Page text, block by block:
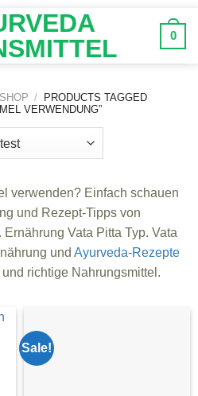
0
/
PRODUCTS TAGGED
VERWENDUNG”
verwenden? Einfach schauen
und Rezept-Tipps von
Vata Pitta Typ. Vata
und Ayurveda-Rezepte
richtige Nahrungsmittel.
Sale!